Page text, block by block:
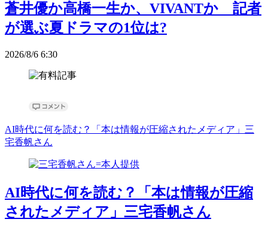
蒼井優か高橋一生か、VIVANTか 記者
が選ぶ夏ドラマの1位は?
2026/8/6 6:30
AI時代に何を読む？「本は情報が圧縮されたメディア」三
宅香帆さん
AI時代に何を読む？「本は情報が圧縮
されたメディア」三宅香帆さん